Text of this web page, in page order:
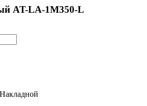
AT-LA-1M350-L